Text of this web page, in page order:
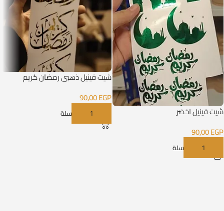
شيت فينيل اخضر
90,00EGP
إضافة إلى السلة
شيت فينيل ذهبي رمضان كريم
90,00EGP
إضافة إلى السلة